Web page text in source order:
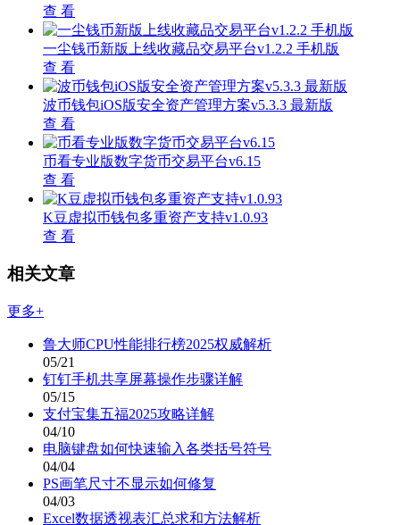
查 看
一尘钱币新版上线收藏品交易平台v1.2.2 手机版
查 看
波币钱包iOS版安全资产管理方案v5.3.3 最新版
查 看
币看专业版数字货币交易平台v6.15
查 看
K豆虚拟币钱包多重资产支持v1.0.93
查 看
相关文章
更多+
鲁大师CPU性能排行榜2025权威解析
05/21
钉钉手机共享屏幕操作步骤详解
05/15
支付宝集五福2025攻略详解
04/10
电脑键盘如何快速输入各类括号符号
04/04
PS画笔尺寸不显示如何修复
04/03
Excel数据透视表汇总求和方法解析